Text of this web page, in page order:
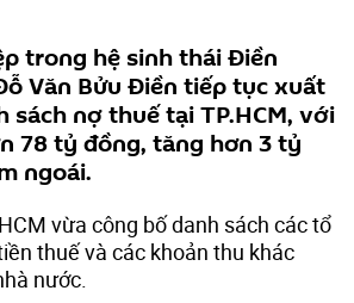
trong hệ sinh thái Điền
Văn Bửu Điền tiếp tục xuất
sách nợ thuế tại TP.HCM, với
78 tỷ đồng, tăng hơn 3 tỷ
ngoái.
vừa công bố danh sách các tổ
thuế và các khoản thu khác
nước.